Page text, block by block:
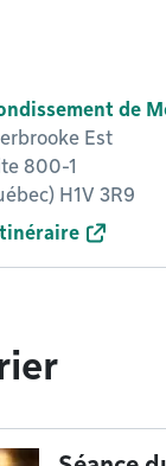
de
Est
800-1
H1V 3R9